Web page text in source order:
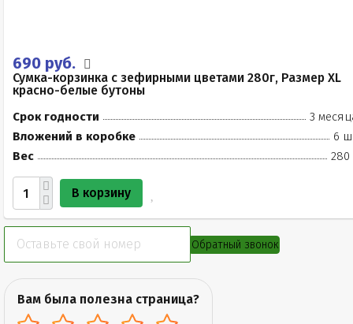
690 руб.
Сумка-корзинка с зефирными цветами 280г, Размер XL
красно-белые бутоны
Срок годности
3
Вложений в коробке
6
Вес
280
В корзину
Обратный звонок
Вам была полезна страница?